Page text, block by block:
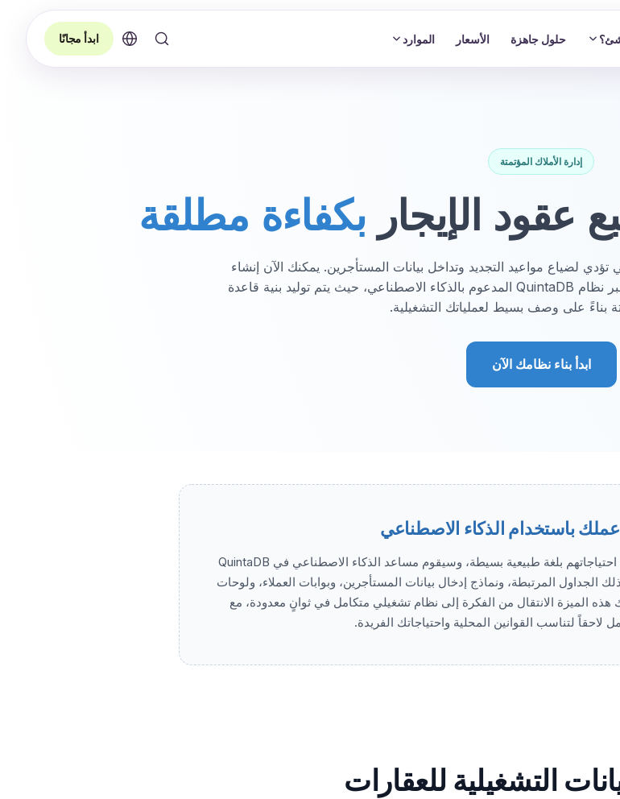
حلول جاهزة الأسعار الموارد ابدأ مجانًا
إدارة الأملاك المؤتمتة
عقود الإيجار بكفاءة مطلقة
تؤدي لضياع مواعيد التجديد وتداخل بيانات المستأجرين. يمكنك الآن إنشاء
مساحة عمل متكاملة لتتبع الأصول والعقود عبر نظام QuintaDB المدعوم بالذكاء الاصطناعي، حيث يتم توليد بنية قاعدة
بناءً على وصف بسيط لعملياتك التشغيلية.
ابدأ بناء نظامك الآن
باستخدام الذكاء الاصطناعي
يمكن لمالكي العقارات ومديري الأملاك الآن وصف احتياجاتهم بلغة طبيعية بسيطة، وسيقوم مساعد الذكاء الاصطناعي في QuintaDB
المرتبطة، ونماذج إدخال بيانات المستأجرين، وبوابات العملاء، ولوحات
لك هذه الميزة الانتقال من الفكرة إلى نظام تشغيلي متكامل في ثوانٍ معدودة، مع
لاحقاً لتناسب القوانين المحلية واحتياجاتك الفريدة.
التشغيلية للعقارات